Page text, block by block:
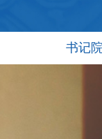
书记